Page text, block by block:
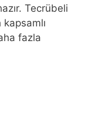
Tecrübeli
fazla